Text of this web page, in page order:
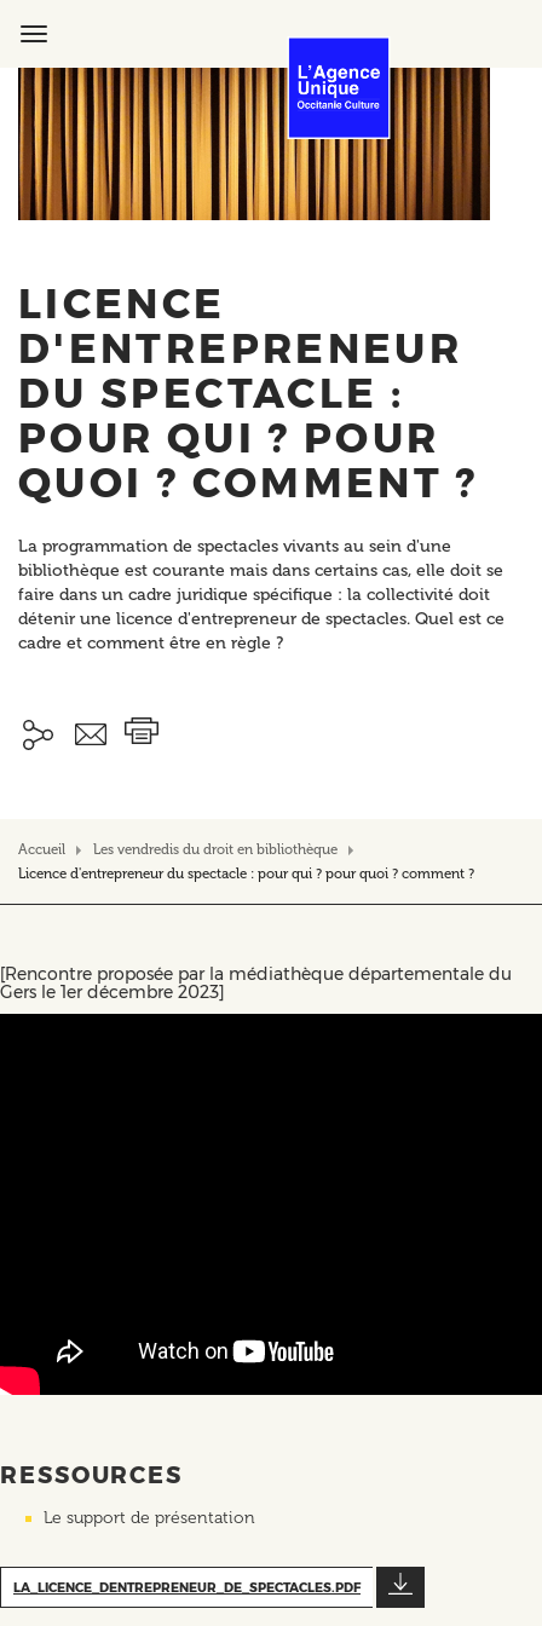
principalnavigation
LICENCE
D'ENTREPRENEUR
DU SPECTACLE :
POUR QUI ? POUR
QUOI ? COMMENT ?
La programmation de spectacles vivants au sein d'une
bibliothèque est courante mais dans certains cas, elle doit se
faire dans un cadre juridique spécifique : la collectivité doit
détenir une licence d'entrepreneur de spectacles. Quel est ce
cadre et comment être en règle ?
Accueil
Les vendredis du droit en bibliothèque
Licence d'entrepreneur du spectacle : pour qui ? pour quoi ? comment ?
[Rencontre proposée par la médiathèque départementale du
Gers le 1er décembre 2023]
RESSOURCES
Le support de présentation
LA_LICENCE_DENTREPRENEUR_DE_SPECTACLES.PDF